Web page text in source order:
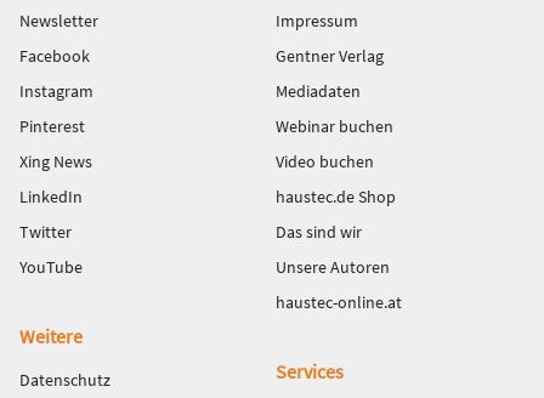
Newsletter
Facebook
Instagram
Pinterest
Xing News
LinkedIn
Twitter
YouTube
Impressum
Gentner Verlag
Mediadaten
Webinar buchen
Video buchen
haustec.de Shop
Das sind wir
Unsere Autoren
haustec-online.at
Weitere
Datenschutz
Services